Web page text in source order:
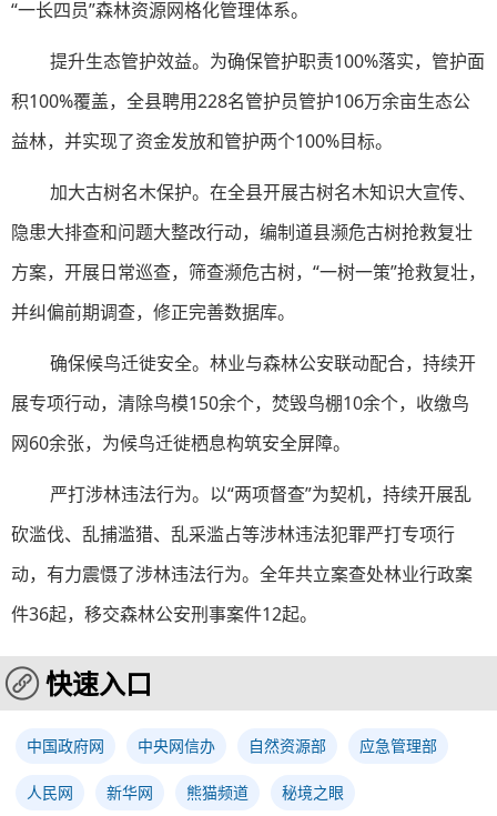
“一长四员”森林资源网格化管理体系。
提升生态管护效益。为确保管护职责100%落实，管护面
积100%覆盖，全县聘用228名管护员管护106万余亩生态公
益林，并实现了资金发放和管护两个100%目标。
加大古树名木保护。在全县开展古树名木知识大宣传、
隐患大排查和问题大整改行动，编制道县濒危古树抢救复壮
方案，开展日常巡查，筛查濒危古树，“一树一策”抢救复壮，
并纠偏前期调查，修正完善数据库。
确保候鸟迁徙安全。林业与森林公安联动配合，持续开
展专项行动，清除鸟模150余个，焚毁鸟棚10余个，收缴鸟
网60余张，为候鸟迁徙栖息构筑安全屏障。
严打涉林违法行为。以“两项督查”为契机，持续开展乱
砍滥伐、乱捕滥猎、乱采滥占等涉林违法犯罪严打专项行
动，有力震慑了涉林违法行为。全年共立案查处林业行政案
件36起，移交森林公安刑事案件12起。
快速入口
中国政府网 中央网信办 自然资源部 应急管理部
人民网 新华网 熊猫频道 秘境之眼